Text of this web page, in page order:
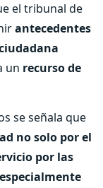
el tribunal de
antecedentes
un recurso de
se señala que
no solo por el
por las